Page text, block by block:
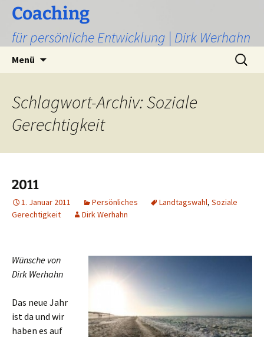
Zum
Inhalt
springen
Coaching
für persönliche Entwicklung | Dirk Werhahn
Menü
Suchen
nach:
Schlagwort-Archiv: Soziale
Gerechtigkeit
2011
1. Januar 2011 Persönliches Landtagswahl, Soziale
Gerechtigkeit
Dirk Werhahn
Wünsche von
Dirk Werhahn
Das neue Jahr
ist da und wir
haben es auf